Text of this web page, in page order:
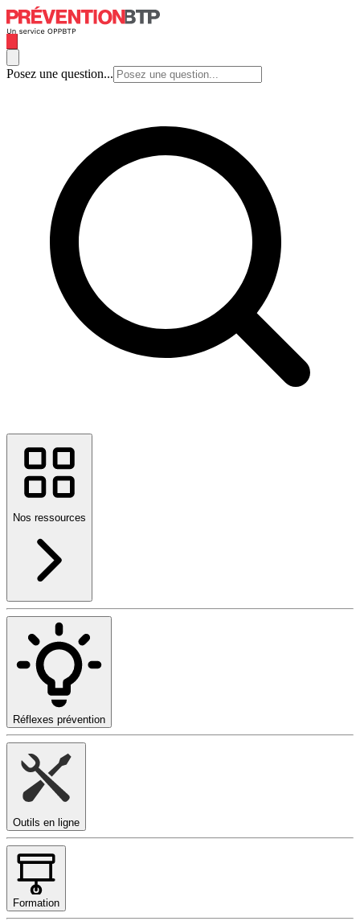
Posez une question...
Nos ressources
Réflexes prévention
Outils en ligne
Formation